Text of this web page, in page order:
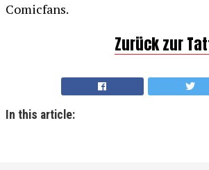
Comicfans.
Zurück zur
In this article: